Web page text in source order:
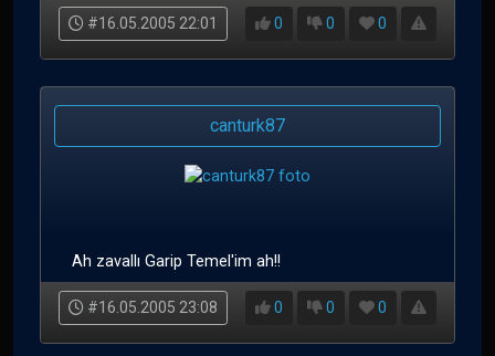
#16.05.2005 22:01 0 0 0
canturk87
Ah zavallı Garip Temel'im ah!!
#16.05.2005 23:08 0 0 0